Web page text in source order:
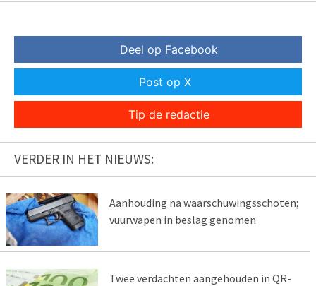
Deel op Facebook
Post op X
Tip de redactie
VERDER IN HET NIEUWS:
Aanhouding na waarschuwingsschoten;
vuurwapen in beslag genomen
Twee verdachten aangehouden in QR-